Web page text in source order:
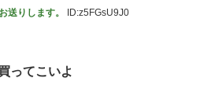
送りします。 ID:z5FGsU9J0
ってこいよ